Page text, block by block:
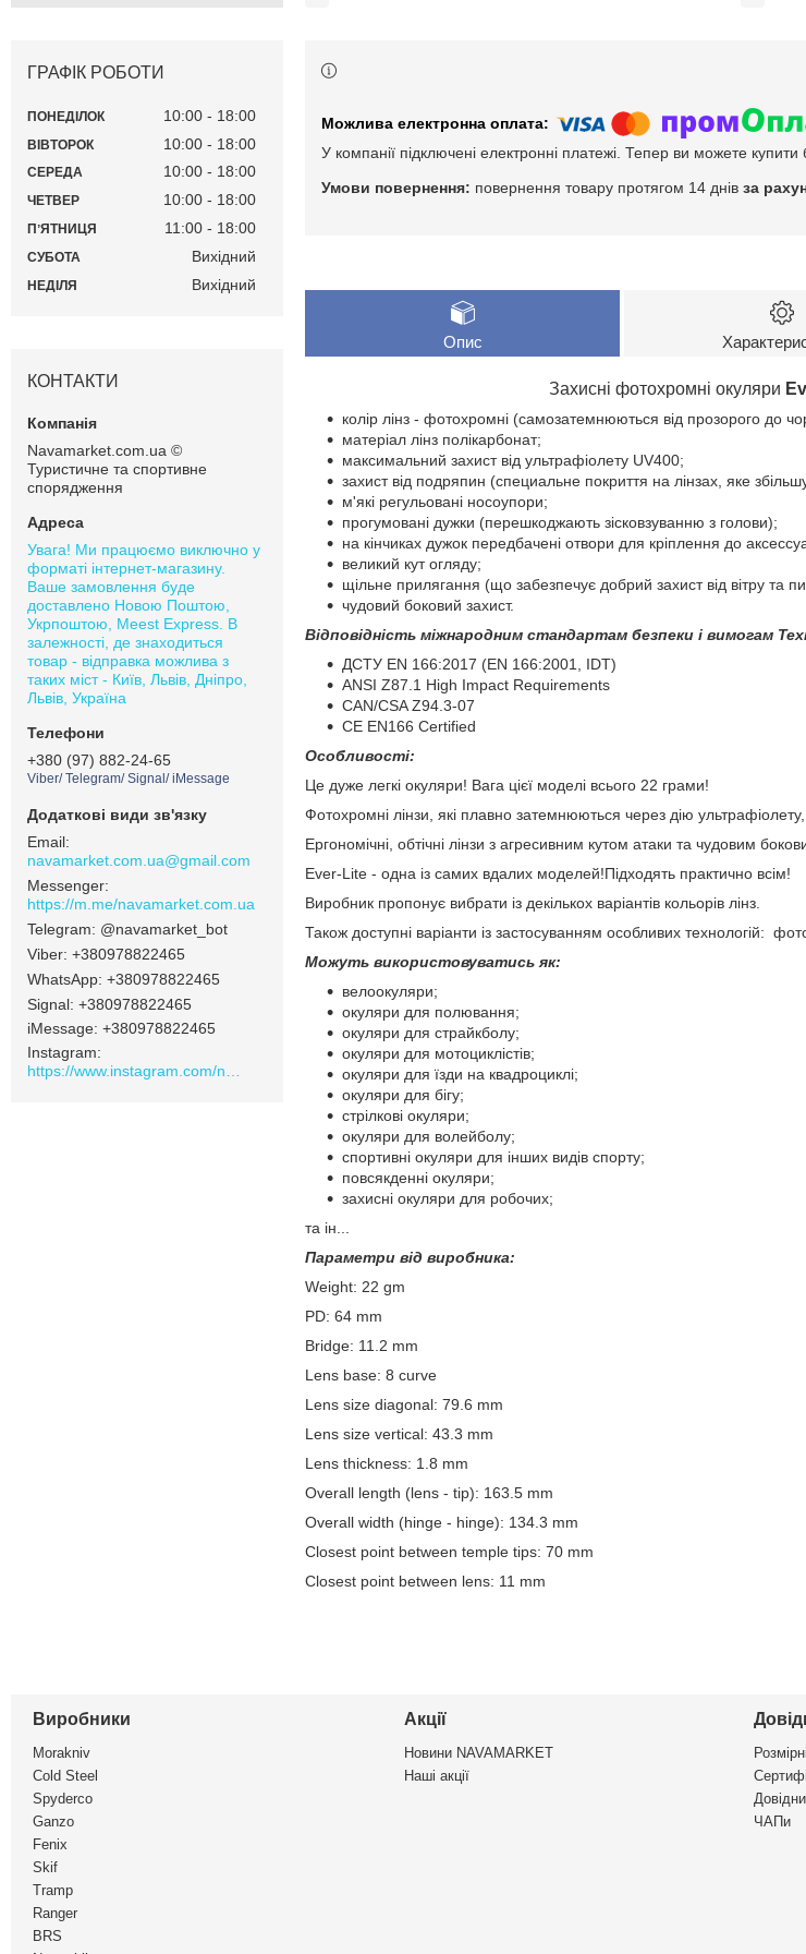
У компанії підключені електронні платежі. Тепер ви можете
повернення товару протягом 14 днів за
Опис
Захисні фотохромні окуляри
колір лінз - фотохромні (самозатемнюються від прозорого до
матеріал лінз полікарбонат;
максимальний захист від ультрафіолету UV400;
захист від подряпин (специальне покриття на лінзах, яке
м'які регульовані носоупори;
прогумовані дужки (перешкоджають зісковзуванню з голови);
на кінчиках дужок передбачені отвори для кріплення до
великий кут огляду;
щільне прилягання (що забезпечує добрий захист від вітру та
чудовий боковий захист.
Відповідність міжнародним стандартам безпеки і вимогам
ДСТУ EN 166:2017 (EN 166:2001, IDT)
ANSI Z87.1 High Impact Requirements
CAN/CSA Z94.3-07
CE EN166 Certified
Особливості:
Це дуже легкі окуляри! Вага цієї моделі всього 22 грами!
Фотохромні лінзи, які плавно затемнюються через дію
Ергономічні, обтічні лінзи з агресивним кутом атаки та чудовим
Ever-Lite - одна із самих вдалих моделей!Підходять практично всім!
Виробник пропонує вибрати із декількох варіантів кольорів лінз.
Також доступні варіанти із застосуванням особливих технологій:
Можуть використовуватись як:
велоокуляри;
окуляри для полювання;
окуляри для страйкболу;
окуляри для мотоциклістів;
окуляри для їзди на квадроциклі;
окуляри для бігу;
стрілкові окуляри;
окуляри для волейболу;
спортивні окуляри для інших видів спорту;
повсякденні окуляри;
захисні окуляри для робочих;
та ін...
Параметри від виробника:
Weight: 22 gm
PD: 64 mm
Bridge: 11.2 mm
Lens base: 8 curve
Lens size diagonal: 79.6 mm
Lens size vertical: 43.3 mm
Lens thickness: 1.8 mm
Overall length (lens - tip): 163.5 mm
Overall width (hinge - hinge): 134.3 mm
Closest point between temple tips: 70 mm
Closest point between lens: 11 mm
ГРАФІК РОБОТИ
ПОНЕДІЛОК 10:00 18:00
ВІВТОРОК 10:00 18:00
СЕРЕДА 10:00 18:00
ЧЕТВЕР 10:00 18:00
ПʼЯТНИЦЯ 11:00 18:00
СУБОТА Вихідний
НЕДІЛЯ Вихідний
КОНТАКТИ
Navamarket.com.ua ©
Туристичне та спортивне
спорядження
Увага! Ми працюємо виключно у
форматі інтернет-магазину.
Ваше замовлення буде
доставлено Новою Поштою,
Укрпоштою, Meest Express. В
залежності, де знаходиться
товар - відправка можлива з
таких міст - Київ, Львів, Дніпро,
Львів, Україна
+380 (97) 882-24-65
Viber/ Telegram/ Signal/ iMessage
navamarket.com.ua@gmail.com
https://m.me/navamarket.com.ua
@navamarket_bot
+380978822465
+380978822465
Signal +380978822465
iMessage +380978822465
Instagram
Виробники
Morakniv
Cold Steel
Spyderco
Ganzo
Fenix
Skif
Tramp
Ranger
BRS
Акції
Новини NAVAMARKET
Наші акції
ЧАПи